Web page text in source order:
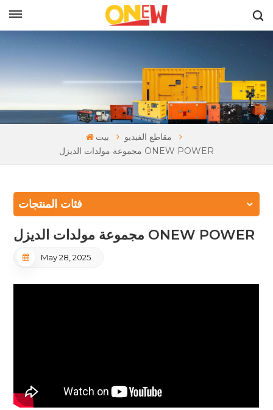
بيت
مقاطع الفيديو
مجموعة مولدات الديزل ONEW POWER
فئات المنتجات
مجموعة مولدات الديزل ONEW POWER
May 28, 2025